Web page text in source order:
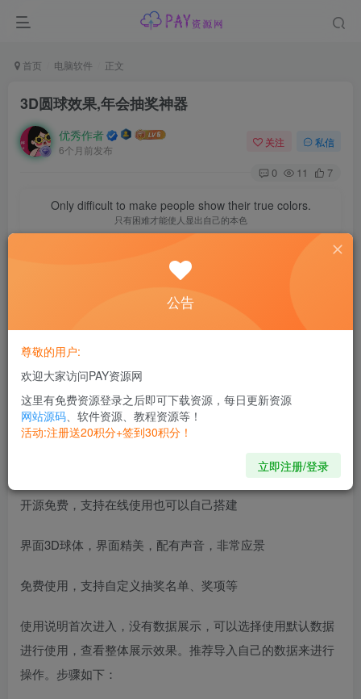
首页 电脑软件 正文
3D圆球效果,年会抽奖神器
优秀作者
6个月前发布
关注 私信
0 11 7
Only difficult to make people show their true colors.
只有困难才能使人显出自己的本色
奖、点名系统，支持自定义配置log-lottery
log-lottery是一个可配置可定制化的抽奖应用，炫酷3D球体，
可用于年会抽奖等活动，支持奖品、人员、界面、图片音乐
配置。难得的精美抽奖系统，值得收藏一波，马上元旦了，
这个还是比较实用的。
开源免费，支持在线使用也可以自己搭建
界面3D球体，界面精美，配有声音，非常应景
免费使用，支持自定义抽奖名单、奖项等
使用说明首次进入，没有数据展示，可以选择使用默认数据
进行使用，查看整体展示效果。推荐导入自己的数据来进行
操作。步骤如下：
公告
尊敬的用户:
欢迎大家访问PAY资源网
这里有免费资源登录之后即可下载资源，每日更新资源
网站源码、软件资源、教程资源等！
活动:注册送20积分+签到30积分！
立即注册/登录